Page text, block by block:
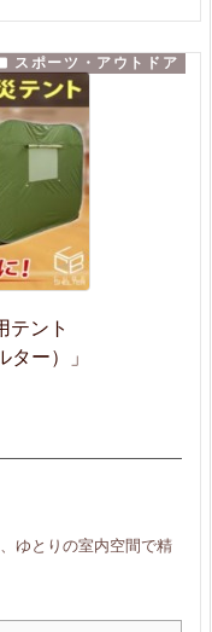
テント
ター）」
スポーツ・アウトドア
ゆとりの室内空間で精